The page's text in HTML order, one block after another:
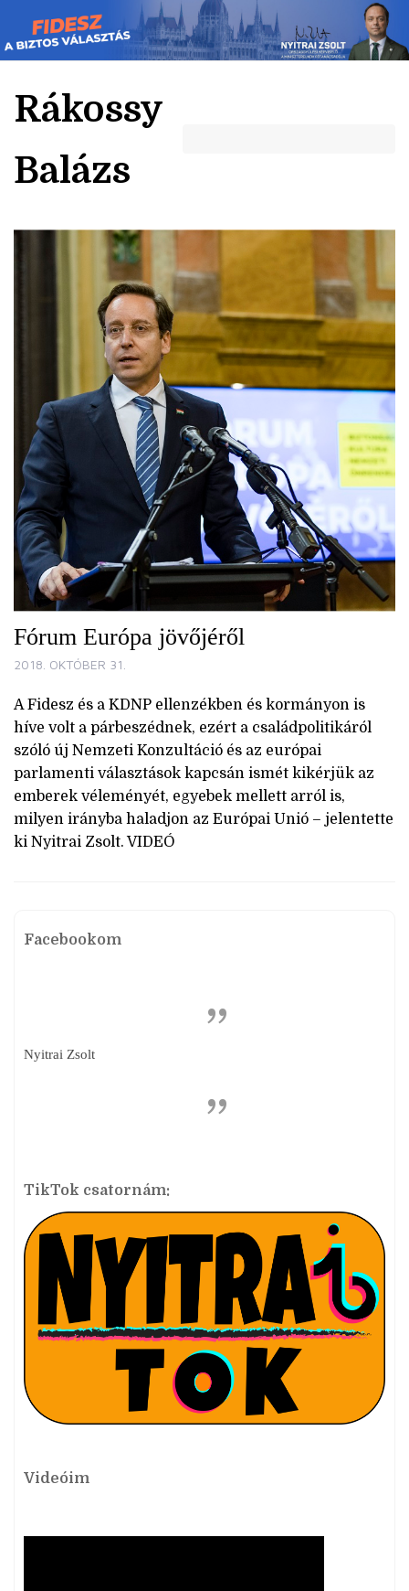
Skip
to
content
Rákossy
Balázs
Fórum Európa jövőjéről
2018. OKTÓBER 31.
A Fidesz és a KDNP ellenzékben és kormányon is
híve volt a párbeszédnek, ezért a családpolitikáról
szóló új Nemzeti Konzultáció és az európai
parlamenti választások kapcsán ismét kikérjük az
emberek véleményét, egyebek mellett arról is,
milyen irányba haladjon az Európai Unió – jelentette
ki Nyitrai Zsolt. VIDEÓ
Facebookom
Nyitrai Zsolt
TikTok csatornám:
Videóim